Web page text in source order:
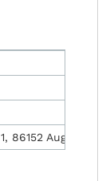
86152 Augsburg